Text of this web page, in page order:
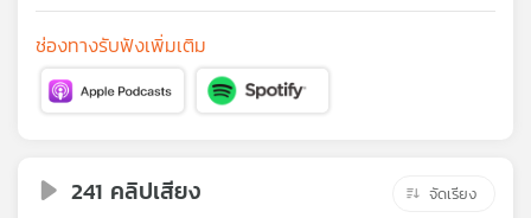
บทความ
ข่าว
ช่องทางรับฟังเพิ่มเติม
241 คลิปเสียง จัดเรียง